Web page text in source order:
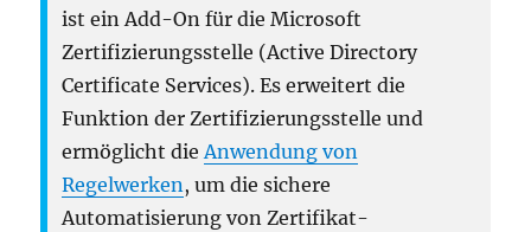
ist ein Add-On für die Microsoft
Zertifizierungsstelle (Active Directory
Certificate Services). Es erweitert die
Funktion der Zertifizierungsstelle und
ermöglicht dieAnwendung von
Regelwerken, um die sichere
Automatisierung von Zertifikat-